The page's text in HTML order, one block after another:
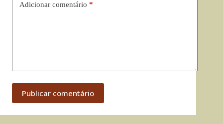
Adicionar comentário *
Publicar comentário